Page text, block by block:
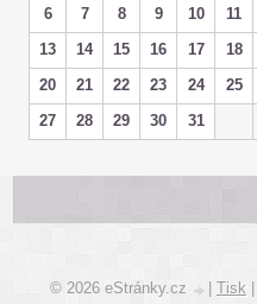
6
7 8 9 10 11
13
14 15 16 17 18
20
21 22 23 24 25
27
28 29 30 31
© 2026 eStránky.cz Tisk